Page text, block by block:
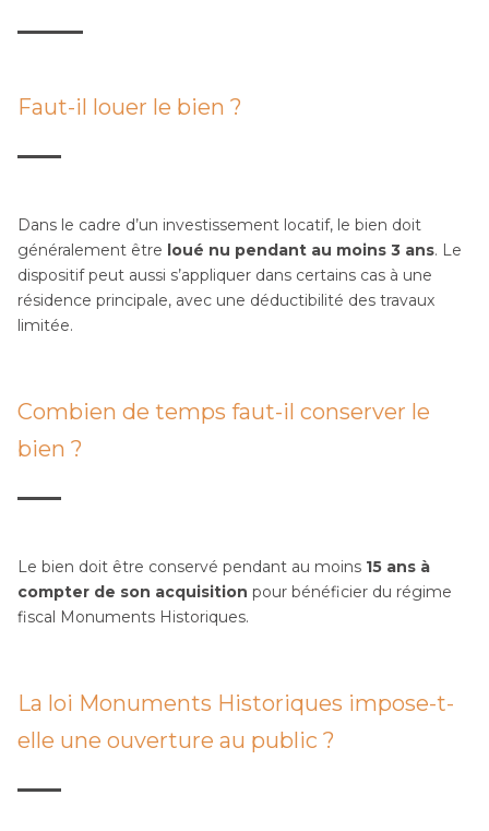
Faut-il louer le bien ?
Dans le cadre d’un investissement locatif, le bien doit
généralement être loué nu pendant au moins 3 ans. Le
dispositif peut aussi s’appliquer dans certains cas à une
résidence principale, avec une déductibilité des travaux
limitée.
Combien de temps faut-il conserver le
bien ?
Le bien doit être conservé pendant au moins 15 ans à
compter de son acquisition pour bénéficier du régime
fiscal Monuments Historiques.
La loi Monuments Historiques impose-t-
elle une ouverture au public ?